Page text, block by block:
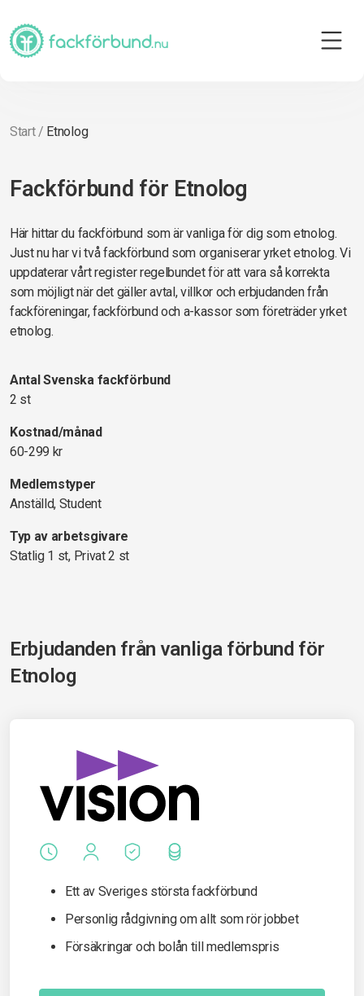
Start/ Etnolog
Fackförbund för Etnolog
Här hittar du fackförbund som är vanliga för dig som etnolog.
Just nu har vi två fackförbund som organiserar yrket etnolog. Vi
uppdaterar vårt register regelbundet för att vara så korrekta
som möjligt när det gäller avtal, villkor och erbjudanden från
fackföreningar, fackförbund och a-kassor som företräder yrket
etnolog.
Antal Svenska fackförbund
2 st
Kostnad/månad
60-299 kr
Medlemstyper
Anställd, Student
Typ av arbetsgivare
Statlig 1 st, Privat 2 st
Erbjudanden från vanliga förbund för
Etnolog
Ett av Sveriges största fackförbund
Personlig rådgivning om allt som rör jobbet
Försäkringar och bolån till medlemspris